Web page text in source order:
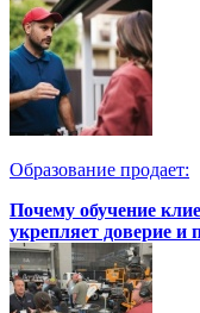
Образование продает:
Почему обучение
укрепляет доверие